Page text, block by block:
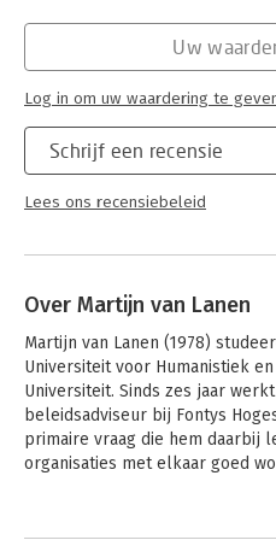
Schrijf een recensie
Lees ons recensiebeleid
Uw
Log in om uw waardering te
Over Martijn van Lanen
Martijn van Lanen (1978)
Universiteit voor Humanistiek
Universiteit. Sinds zes jaar
beleidsadviseur bij Fontys
primaire vraag die hem daarbij
organisaties met elkaar goed